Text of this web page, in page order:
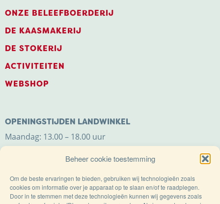
Beheer cookie toestemming
Om de beste ervaringen te bieden, gebruiken wij technologieën zoals
cookies om informatie over je apparaat op te slaan en/of te raadplegen.
Door in te stemmen met deze technologieën kunnen wij gegevens zoals
ONZE BELEEFBOERDERIJ
DE KAASMAKERIJ
DE STOKERIJ
ACTIVITEITEN
WEBSHOP
OPENINGSTIJDEN LANDWINKEL
Maandag: 13.00 – 18.00 uur
Zondag: 11.00 – 18.00 uur